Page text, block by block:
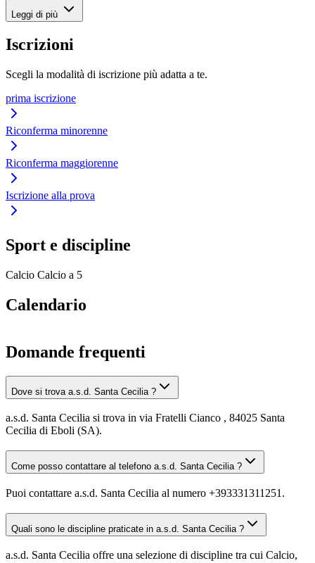
Leggi di più
Iscrizioni
Scegli la modalità di iscrizione più adatta a te.
prima iscrizione
Riconferma minorenne
Riconferma maggiorenne
Iscrizione alla prova
Sport e discipline
Calcio Calcio a 5
Calendario
Domande frequenti
Dove si trova a.s.d. Santa Cecilia ?
a.s.d. Santa Cecilia si trova in via Fratelli Cianco , 84025 Santa
Cecilia di Eboli (SA).
Come posso contattare al telefono a.s.d. Santa Cecilia ?
Puoi contattare a.s.d. Santa Cecilia al numero +393331311251.
Quali sono le discipline praticate in a.s.d. Santa Cecilia ?
a.s.d. Santa Cecilia offre una selezione di discipline tra cui Calcio,